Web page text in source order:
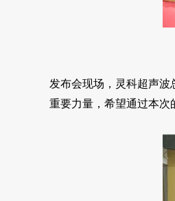
发布会现场，灵科超声
重要力量，希望通过本次